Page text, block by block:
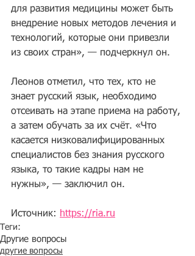
для развития медицины может быть
внедрение новых методов лечения и
технологий, которые они привезли
из своих стран», — подчеркнул он.
Леонов отметил, что тех, кто не
знает русский язык, необходимо
отсеивать на этапе приема на работу,
а затем обучать за их счёт. «Что
касается низковалифицированных
специалистов без знания русского
языка, то такие кадры нам не
нужны», — заключил он.
Источник: https://ria.ru
Теги:
Другие вопросы
другие вопросы